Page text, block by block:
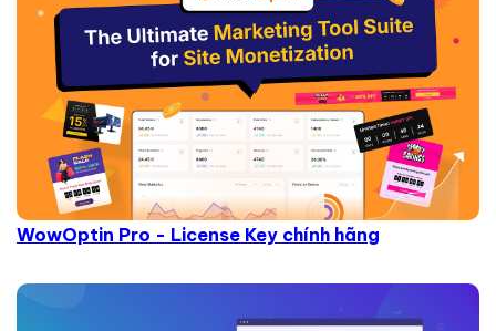
WowOptin Pro - License Key chính hãng